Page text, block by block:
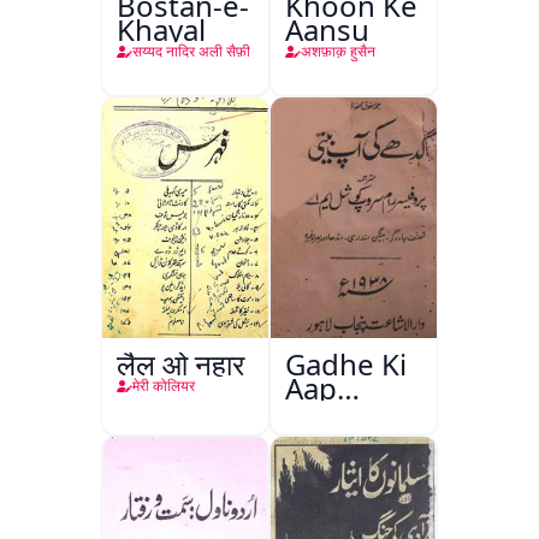
Khayal
सय्यद नादिर अली सैफ़ी
Aansu
अशफ़ाक़ हुसैन
लैल ओ नहार
मेरी कोलियर
Gadhe Ki
Aap
Beetee